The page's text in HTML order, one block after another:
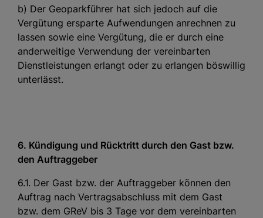
b) Der Geoparkführer hat sich jedoch auf die
Vergütung ersparte Aufwendungen anrechnen zu
lassen sowie eine Vergütung, die er durch eine
anderweitige Verwendung der vereinbarten
Dienstleistungen erlangt oder zu erlangen böswillig
unterlässt.
6. Kündigung und Rücktritt durch den Gast bzw.
den Auftraggeber
6.1. Der Gast bzw. der Auftraggeber können den
Auftrag nach Vertragsabschluss mit dem Gast
bzw. dem GReV bis 3 Tage vor dem vereinbarten